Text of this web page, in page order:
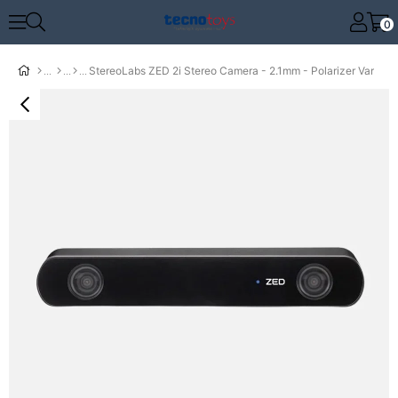
0
StereoLabs ZED 2i Stereo Camera - 2.1mm - Polarizer Var